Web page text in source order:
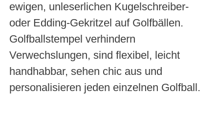
ewigen, unleserlichen Kugelschreiber-
oder Edding-Gekritzel auf Golfbällen.
Golfballstempel verhindern
Verwechslungen, sind flexibel, leicht
handhabbar, sehen chic aus und
personalisieren jeden einzelnen Golfball.